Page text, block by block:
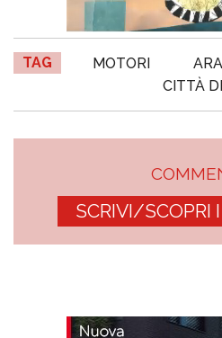
TAG MOTORI
CITTÀ
SCRIVI/SCOPRI